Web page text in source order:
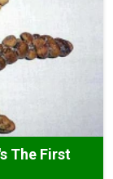
The First